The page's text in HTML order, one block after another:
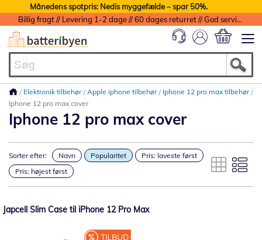
Månedens spotpris: Nedis myggefælde – spar 50%.
Billig fragt // Levering 1-2 dage // 60 dages returret // God service med garanti
Elektronik tilbehør Apple iphone tilbehør
Iphone 12 pro max tilbehør
Iphone 12 pro max cover
Iphone 12 pro max cover
Sorter efter: Navn Popularitet
Pris: laveste først
Pris: højest først
Japcell Slim Case til iPhone 12 Pro Max